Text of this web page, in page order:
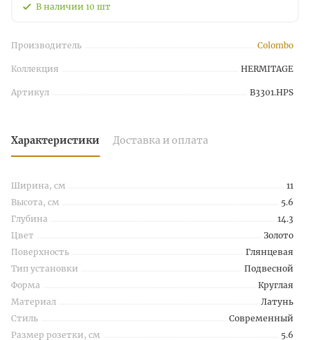
В наличии 10 шт
Производитель Colombo
Коллекция HERMITAGE
Артикул B3301.HPS
Характеристики Доставка и оплата
Ширина, см
11
Высота, см
5.6
Глубина
14.3
Цвет
Золото
Поверхность
Глянцевая
Тип установки
Подвесной
Форма
Круглая
Материал
Латунь
Стиль
Современный
Размер розетки, см
5.6